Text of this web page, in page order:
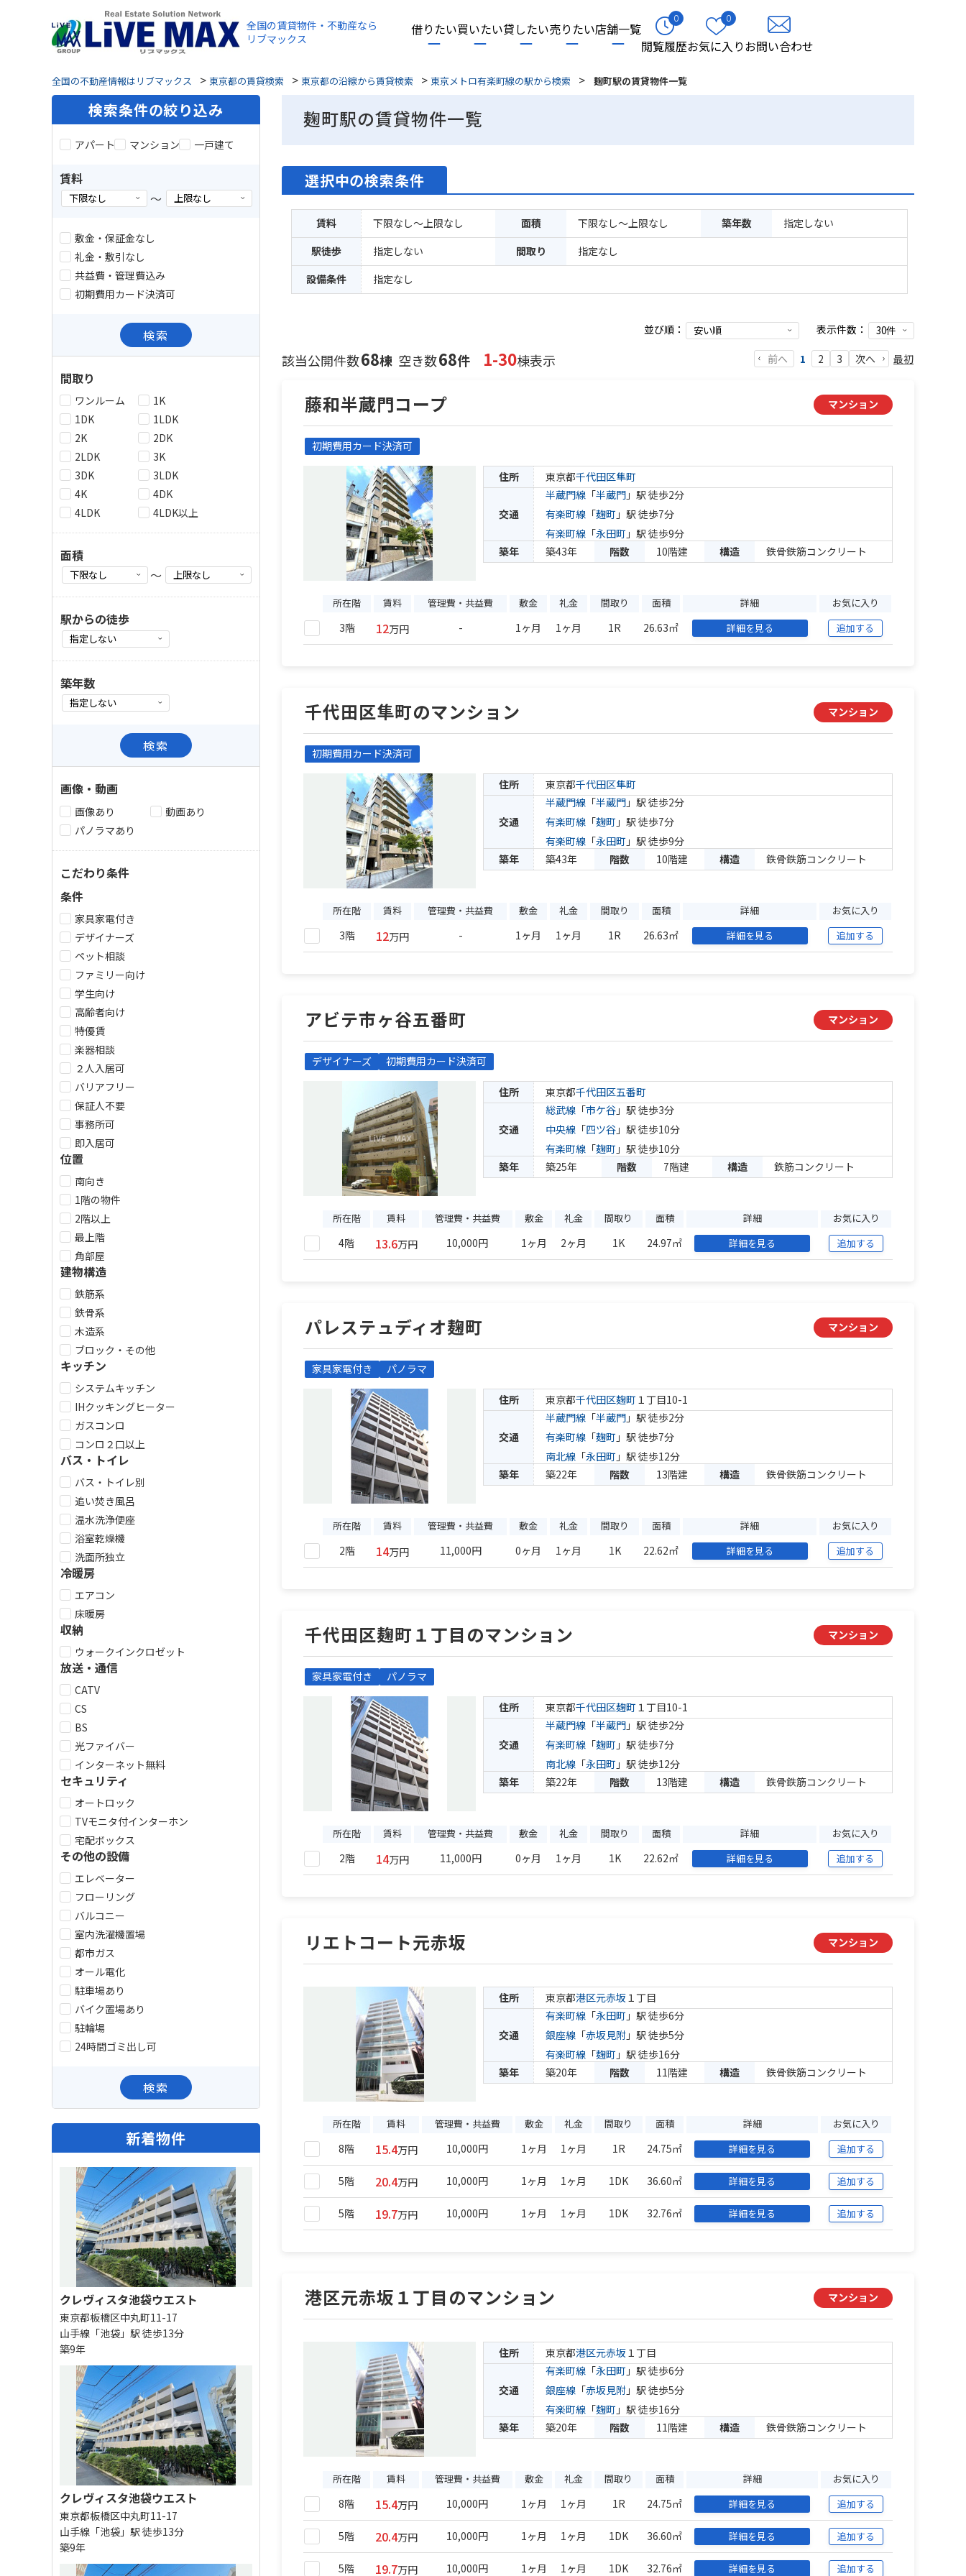
全国の賃貸物件・不動産なら
リブマックス
借りたい買いたい貸したい売りたい店舗一覧
0
閲覧履歴
0
お気に入りお問い合わせ
全国の不動産情報はリブマックス > 東京都の賃貸検索 > 東京都の沿線から賃貸検索 > 東京メトロ有楽町線の駅から検索 > 麹町駅の賃貸物件一覧
麹町駅の賃貸物件一覧
選択中の検索条件
賃料 下限なし～上限なし 面積 下限なし～上限なし 築年数
指定しない
駅徒歩
指定しない 間取り
指定なし
設備条件
指定なし
並び順： 表示件数：
該当公開件数68棟 空き数68件 1-30棟表示 前へ 1 2 3 次へ 最初
藤和半蔵門コープ マンション
初期費用カード決済可
住所 東京都千代田区隼町
交通
半蔵門線 「半蔵門 」駅 徒歩2分
有楽町線 「麹町 」駅 徒歩7分
有楽町線 「永田町 」駅 徒歩9分
築年
築43年 階数 10階建 構造 鉄骨鉄筋コンクリート
所在階 賃料 管理費・共益費 敷金 礼金 間取り 面積 詳細 お気に入り
3階 12万円 - 1ヶ月 1ヶ月 1R 26.63㎡ 詳細を見る 追加する
千代田区隼町のマンション マンション
初期費用カード決済可
住所 東京都千代田区隼町
交通
半蔵門線 「半蔵門 」駅 徒歩2分
有楽町線 「麹町 」駅 徒歩7分
有楽町線 「永田町 」駅 徒歩9分
築年
築43年 階数 10階建 構造 鉄骨鉄筋コンクリート
所在階 賃料 管理費・共益費 敷金 礼金 間取り 面積 詳細 お気に入り
3階 12万円 - 1ヶ月 1ヶ月 1R 26.63㎡ 詳細を見る 追加する
アビテ市ヶ谷五番町 マンション
デザイナーズ 初期費用カード決済可
住所 東京都千代田区五番町
交通
総武線 「市ケ谷 」駅 徒歩3分
中央線 「四ツ谷 」駅 徒歩10分
有楽町線 「麹町 」駅 徒歩10分
築年
築25年 階数 7階建 構造 鉄筋コンクリート
所在階 賃料 管理費・共益費 敷金 礼金 間取り 面積 詳細 お気に入り
4階 13.6万円 10,000円 1ヶ月 2ヶ月 1K 24.97㎡ 詳細を見る 追加する
パレステュディオ麹町 マンション
家具家電付き パノラマ
住所 東京都千代田区麹町 １丁目10-1
交通
半蔵門線 「半蔵門 」駅 徒歩2分
有楽町線 「麹町 」駅 徒歩7分
南北線 「永田町 」駅 徒歩12分
築年
築22年 階数 13階建 構造 鉄骨鉄筋コンクリート
所在階 賃料 管理費・共益費 敷金 礼金 間取り 面積 詳細 お気に入り
2階 14万円 11,000円 0ヶ月 1ヶ月 1K 22.62㎡ 詳細を見る 追加する
千代田区麹町１丁目のマンション マンション
家具家電付き パノラマ
住所 東京都千代田区麹町 １丁目10-1
交通
半蔵門線 「半蔵門 」駅 徒歩2分
有楽町線 「麹町 」駅 徒歩7分
南北線 「永田町 」駅 徒歩12分
築年
築22年 階数 13階建 構造 鉄骨鉄筋コンクリート
所在階 賃料 管理費・共益費 敷金 礼金 間取り 面積 詳細 お気に入り
2階 14万円 11,000円 0ヶ月 1ヶ月 1K 22.62㎡ 詳細を見る 追加する
リエトコート元赤坂 マンション
住所 東京都港区元赤坂１丁目
交通
有楽町線 「永田町 」駅 徒歩6分
銀座線 「赤坂見附 」駅 徒歩5分
有楽町線 「麹町 」駅 徒歩16分
築年
築20年 階数 11階建 構造 鉄骨鉄筋コンクリート
所在階 賃料 管理費・共益費 敷金 礼金 間取り 面積 詳細 お気に入り
8階 15.4万円 10,000円 1ヶ月 1ヶ月 1R 24.75㎡ 詳細を見る 追加する
5階 20.4万円 10,000円 1ヶ月 1ヶ月 1DK 36.60㎡ 詳細を見る 追加する
5階 19.7万円 10,000円 1ヶ月 1ヶ月 1DK 32.76㎡ 詳細を見る 追加する
港区元赤坂１丁目のマンション マンション
住所 東京都港区元赤坂１丁目
交通
有楽町線 「永田町 」駅 徒歩6分
銀座線 「赤坂見附 」駅 徒歩5分
有楽町線 「麹町 」駅 徒歩16分
築年
築20年 階数 11階建 構造 鉄骨鉄筋コンクリート
所在階 賃料 管理費・共益費 敷金 礼金 間取り 面積 詳細 お気に入り
8階 15.4万円 10,000円 1ヶ月 1ヶ月 1R 24.75㎡ 詳細を見る 追加する
5階 20.4万円 10,000円 1ヶ月 1ヶ月 1DK 36.60㎡ 詳細を見る 追加する
5階 19.7万円 10,000円 1ヶ月 1ヶ月 1DK 32.76㎡ 詳細を見る 追加する
検索条件の絞り込み
アパート マンション 一戸建て
賃料
～
敷金・保証金なし
礼金・敷引なし
共益費・管理費込み
初期費用カード決済可
検索
間取り
ワンルーム
1K
1DK
1LDK
2K
2DK
2LDK
3K
3DK
3LDK
4K
4DK
4LDK
4LDK以上
面積
～
駅からの徒歩
築年数
検索
画像・動画
画像あり
動画あり
パノラマあり
こだわり条件
条件
家具家電付き
デザイナーズ
ペット相談
ファミリー向け
学生向け
高齢者向け
特優賃
楽器相談
２人入居可
バリアフリー
保証人不要
事務所可
即入居可
位置
南向き
1階の物件
2階以上
最上階
角部屋
建物構造
鉄筋系
鉄骨系
木造系
ブロック・その他
キッチン
システムキッチン
IHクッキングヒーター
ガスコンロ
コンロ２口以上
バス・トイレ
バス・トイレ別
追い焚き風呂
温水洗浄便座
浴室乾燥機
洗面所独立
冷暖房
エアコン
床暖房
収納
ウォークインクロゼット
放送・通信
CATV
CS
BS
光ファイバー
インターネット無料
セキュリティ
オートロック
TVモニタ付インターホン
宅配ボックス
その他の設備
エレベーター
フローリング
バルコニー
室内洗濯機置場
都市ガス
オール電化
駐車場あり
バイク置場あり
駐輪場
24時間ゴミ出し可
検索
新着物件
クレヴィスタ池袋ウエスト
東京都板橋区中丸町11-17
山手線「池袋」駅 徒歩13分
築9年
クレヴィスタ池袋ウエスト
東京都板橋区中丸町11-17
山手線「池袋」駅 徒歩13分
築9年